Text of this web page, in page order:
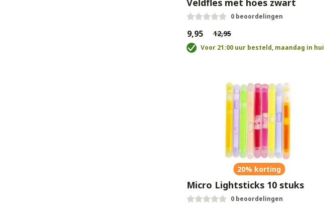
Veldfles met hoes zwart
0 beoordelingen
€9,95 €12,95
Voor 21:00 uur besteld, maandag in
20% korting
Micro Lightsticks 10 stuks
0 beoordelingen